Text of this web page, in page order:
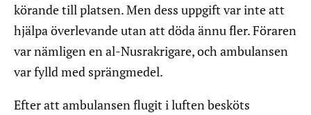
körande till platsen. Men dess uppgift var inte att
hjälpa överlevande utan att döda ännu fler. Föraren
var nämligen en al-Nusrakrigare, och ambulansen
var fylld med sprängmedel.
Efter att ambulansen flugit i luften besköts